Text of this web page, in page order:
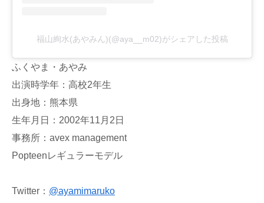
福山絢水(あやみん)(@aya__m02)がシェアした投稿
ふくやま・あやみ
出演時学年：高校2年生
出身地：熊本県
生年月日：2002年11月2日
事務所：avex management
Popteenレギュラーモデル
Twitter： @ayamimaruko